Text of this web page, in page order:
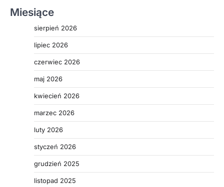
czytelników o działanie i zabezpieczenie swojego
otoczenia już dziś.
Miesiące
sierpień 2026
lipiec 2026
czerwiec 2026
maj 2026
kwiecień 2026
marzec 2026
luty 2026
styczeń 2026
grudzień 2025
listopad 2025